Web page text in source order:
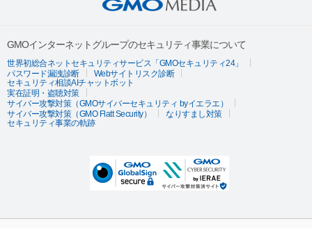
GMOインターネットグループのセキュリティ事業について
世界初総合ネットセキュリティサービス「GMOセキュリティ24」
パスワード漏洩診断
Webサイトリスク診断
セキュリティ相談AIチャットボット
実在証明・盗聴対策
サイバー攻撃対策（GMOサイバーセキュリティ byイエラエ）
サイバー攻撃対策（GMO Flatt Security）
なりすまし対策
セキュリティ事業の軌跡